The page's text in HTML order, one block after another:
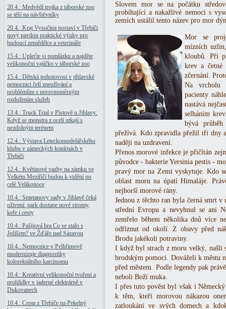
20.4.: Medvědí trojka z táborské zoo
se těší na návštěvníky
20.4.: Kraj Vysočina postaví v Třebíči
nový pavilon praktické výuky pro
budoucí zemědělce a veterináře
15.4.: Upleťte si pomlázku a najděte
velikonoční vajíčko v táborské zoo
15.4.: Dětská pohotovost v jihlavské
nemocnici čelí zneužívání a
problémům s nerovnoměrným
rozložením služeb
13.4.: Truck Trial v Pístově u Jihlavy:
Když se monstra z oceli utkají s
nezdolným terénem
12.4.: Výstava Leteckomodelářského
klubu v zámeckých konírnách v
Třebíči
12.4.: Květinové vazby na zámku ve
Velkém Meziříčí budou k vidění po
celé Velikonoce
10.4.: Smetanovy sady v Jihlavě čeká
oživení: park dostane nové stromy,
keře i cesty
10.4.: Pašijová hra Co se stalo s
Ježíšem? ve Žďáře nad Sázavou
10.4.: Nemocnice v Pelhřimově
modernizuje diagnostiky
kolorektálního karcinomu
10.4.: Kreativní velikonoční tvoření a
prohlídky v jaderné elektrárně v
Dukovanech
10.4.: Cesta z Třebíče na Pekelný
Slovem mor se na počátku
probíhající a nakažlivé nemoci s
zemích ustálil tento název pro mor
Mor se
mízních
kloubů. Při
krev a četné
zčernání.
Na vrcholu
pacienty
nastává
selháním
bývá
přežívá. Kdo zpravidla přežil tři dny
naději na uzdravení.
Přenos morové infekce je přičítán
původce - bakterie Yersinia pestis -
pravý mor na Zemi vyskytuje. Kdo
oblast moru na úpatí Himaláje.
nejhorší morové rány.
Jednou z těchto ran byla černá smrt
střední Evropu a nevyhnul se ani
zemřelo během několika dnů více
odříznut od okolí. Z obavy před
Brodu jakékoli potraviny.
I když byl strach z moru velký, našli
brodským pomoci. Dováželi k městu
před městem. Podle legendy pak
neboli Boží muka.
I přes tuto pověst byl však i
k těm, kteří morovou nákazou
zatloukáni ve svých domech a